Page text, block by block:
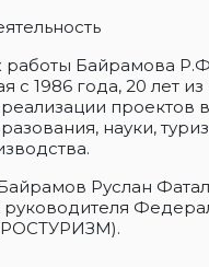
Байрамова Р.Ф.
с 1986 года, 20 лет
проектов
науки,
Руслан